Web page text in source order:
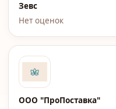
Зевс
Нет оценок
ООО "ПроПоставка"